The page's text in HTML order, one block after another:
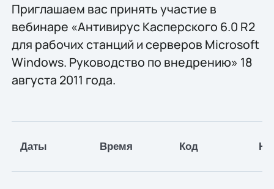
Приглашаем вас принять участие в
вебинаре «Антивирус Касперского 6.0 R2
для рабочих станций и серверов Microsoft
Windows. Руководство по внедрению» 18
августа 2011 года.
Даты Время Код